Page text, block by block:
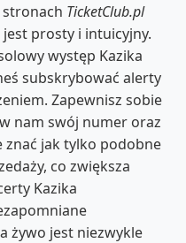
stronach TicketClub.pl
prosty i intuicyjny.
występ Kazika
subskrybować alerty
Zapewnisz sobie
nam swój numer oraz
znać jak tylko podobne
co zwiększa
Kazika
żywo jest niezwykle